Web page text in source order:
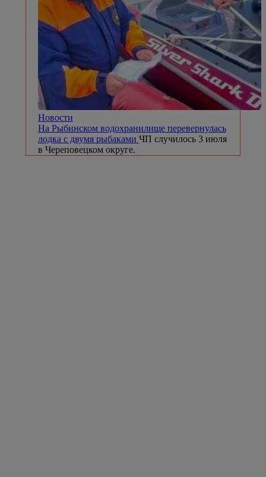
Новости
На Рыбинском водохранилище перевернулась
лодка с двумя рыбаками ЧП случилось 3 июля
в Череповецком округе.